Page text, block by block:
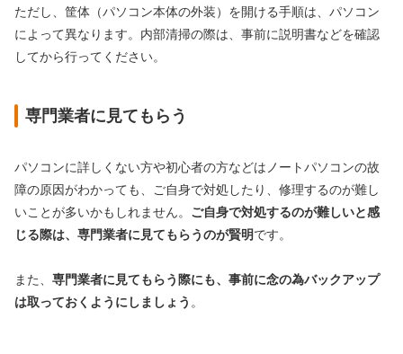
ただし、筐体（パソコン本体の外装）を開ける手順は、パソコン
によって異なります。内部清掃の際は、事前に説明書などを確認
してから行ってください。
専門業者に見てもらう
パソコンに詳しくない方や初心者の方などはノートパソコンの故
障の原因がわかっても、ご自身で対処したり、修理するのが難し
いことが多いかもしれません。 ご自身で対処するのが難しいと感
じる際は、専門業者に見てもらうのが賢明 です。
また、 専門業者に見てもらう際にも、事前に念の為バックアップ
は取っておくようにしましょう 。